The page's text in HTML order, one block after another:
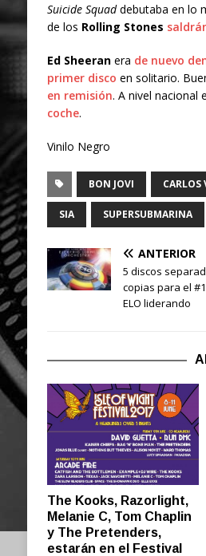
Suicide Squaddebutaba en lo
de los Rolling Stones
Ed Sheeranera de nuevo
primer disco en solitario.
en remisión. A nivel nacional
coche.
Vinilo Negro
BON JOVI CARLOS
SIA SUPERSUBMARINA
ANTERIOR
5 discos
copias para el
ELO liderando
The Kooks, Razorlight,
Melanie C, Tom Chaplin
y The Pretenders,
estarán en el Festival